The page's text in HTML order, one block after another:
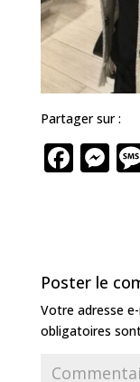
Partager sur :
F
b
o
o
k
M
n
g
e
r
Poster le
Votre adresse
obligatoires